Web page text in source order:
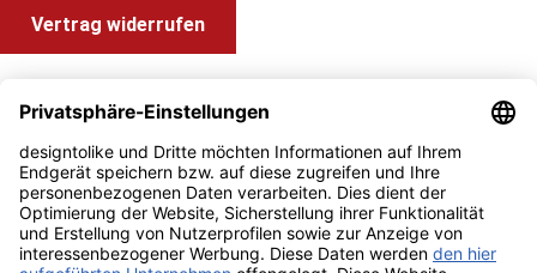
Vertrag widerrufen
Information und Impressum
Zahlung & Versand